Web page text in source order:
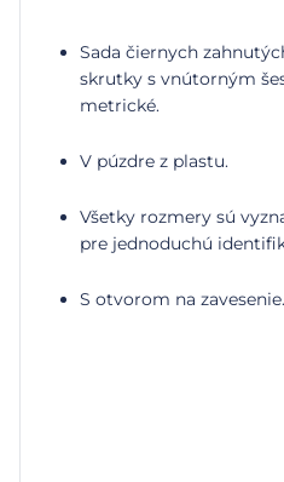
Sada čiernych
skrutky s vnútorným
metrické.
V púzdre z plastu.
Všetky rozmery sú
pre jednoduchú
S otvorom na zavesenie.